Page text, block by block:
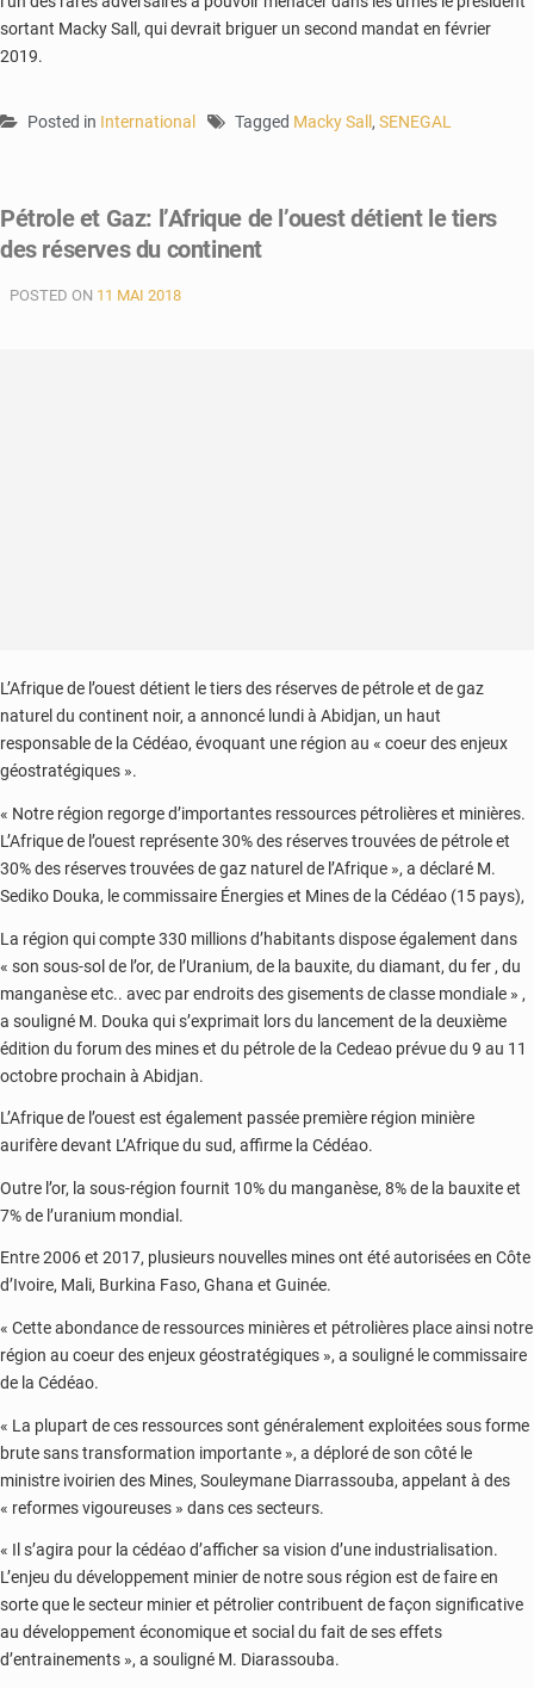
sortant Macky Sall, qui devrait briguer un second mandat en février
2019.
Posted in International Tagged Macky Sall , SENEGAL
Pétrole et Gaz: l’Afrique de l’ouest détient le tiers
des réserves du continent
POSTED ON 11 MAI 2018
L’Afrique de l’ouest détient le tiers des réserves de pétrole et de gaz
naturel du continent noir, a annoncé lundi à Abidjan, un haut
responsable de la Cédéao, évoquant une région au « coeur des enjeux
géostratégiques ».
« Notre région regorge d’importantes ressources pétrolières et minières.
L’Afrique de l’ouest représente 30% des réserves trouvées de pétrole et
30% des réserves trouvées de gaz naturel de l’Afrique », a déclaré M.
Sediko Douka, le commissaire Énergies et Mines de la Cédéao (15 pays),
La région qui compte 330 millions d’habitants dispose également dans
« son sous-sol de l’or, de l’Uranium, de la bauxite, du diamant, du fer , du
manganèse etc.. avec par endroits des gisements de classe mondiale » ,
a souligné M. Douka qui s’exprimait lors du lancement de la deuxième
édition du forum des mines et du pétrole de la Cedeao prévue du 9 au 11
octobre prochain à Abidjan.
L’Afrique de l’ouest est également passée première région minière
aurifère devant L’Afrique du sud, affirme la Cédéao.
Outre l’or, la sous-région fournit 10% du manganèse, 8% de la bauxite et
7% de l’uranium mondial.
Entre 2006 et 2017, plusieurs nouvelles mines ont été autorisées en Côte
d’Ivoire, Mali, Burkina Faso, Ghana et Guinée.
« Cette abondance de ressources minières et pétrolières place ainsi notre
région au coeur des enjeux géostratégiques », a souligné le commissaire
de la Cédéao.
« La plupart de ces ressources sont généralement exploitées sous forme
brute sans transformation importante », a déploré de son côté le
ministre ivoirien des Mines, Souleymane Diarrassouba, appelant à des
« reformes vigoureuses » dans ces secteurs.
« Il s’agira pour la cédéao d’afficher sa vision d’une industrialisation.
L’enjeu du développement minier de notre sous région est de faire en
sorte que le secteur minier et pétrolier contribuent de façon significative
au développement économique et social du fait de ses effets
d’entrainements », a souligné M. Diarassouba.